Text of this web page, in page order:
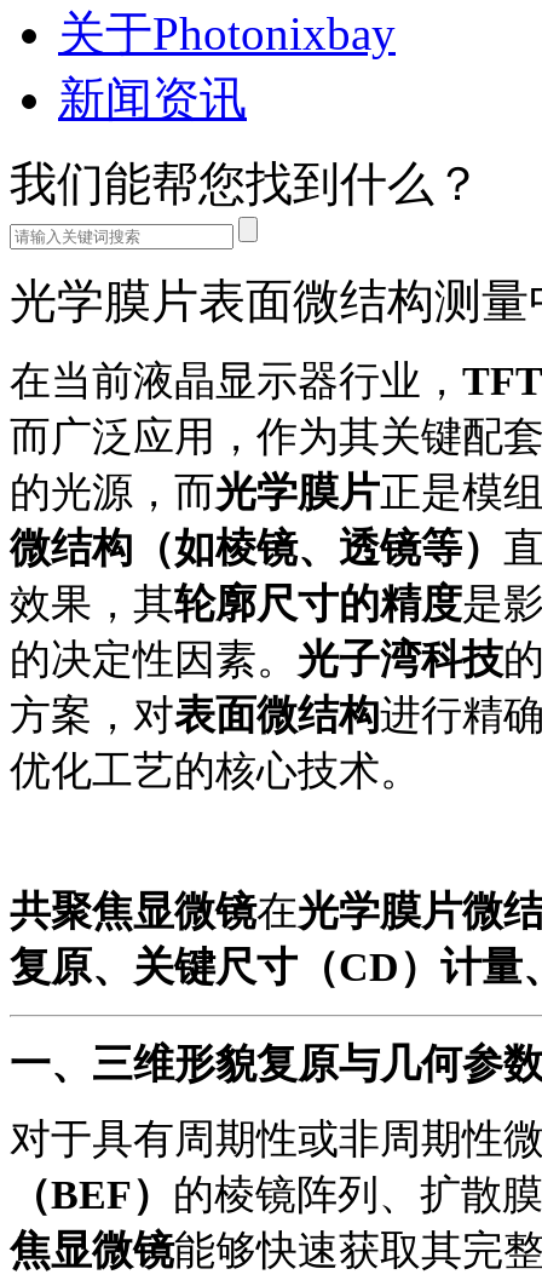
关于Photonixbay
新闻资讯
我们能帮您找到什么？
光学膜片表面微结构测
在当前液晶显示器行业，
而广泛应用 ， 作为其关键配
的光源，而光学膜片正是模
微结构（如棱镜、透镜等）
效果，其轮廓尺寸的精度是
的决定性因素。 光子湾科技
方案 ， 对表面微结构进行精
优化工艺的核心技术。
共聚焦显微镜在光学膜片微
复原、关键尺寸（CD）计量
一、 三维形貌复原与几何参
对于具有周期性或非周期性
（BEF） 的棱镜阵列、扩散
焦显微镜能够快速获取其完